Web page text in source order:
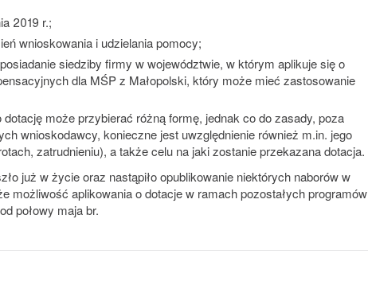
2019 r.;
wnioskowania i udzielania pomocy;
siedziby firmy w województwie, w którym aplikuje się o
dla MŚP z Małopolski, który może mieć zastosowanie
może przybierać różną formę, jednak co do zasady, poza
wnioskodawcy, konieczne jest uwzględnienie również m.in. jego
zatrudnieniu), a także celu na jaki zostanie przekazana dotacja.
już w życie oraz nastąpiło opublikowanie niektórych naborów w
możliwość aplikowania o dotacje w ramach pozostałych programów
połowy maja br.